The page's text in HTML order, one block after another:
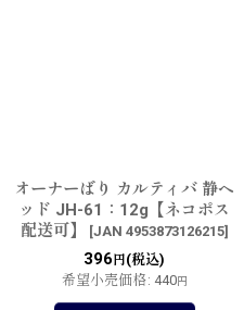
オーナーばり カルティバ 静ヘ
ッド JH-61：12g【ネコポス
配送可】
[JAN 4953873126215]
396 円(税込)
希望小売価格: 440円